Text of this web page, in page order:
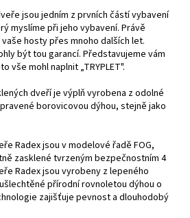
jsou jedním z prvních částí vybavení
myslíme při jeho vybavení. Právě
hosty přes mnoho dalších let.
být tou garancí. Představujeme vám
vše mohl naplnit „TRYPLET".
dveří je výplň vyrobena z odolné
borovicovou dýhou, stejně jako
Radex jsou v modelové řadě FOG,
zasklené tvrzeným bezpečnostním 4
Radex jsou vyrobeny z lepeného
přírodní rovnoletou dýhou o
zajišťuje pevnost a dlouhodobý